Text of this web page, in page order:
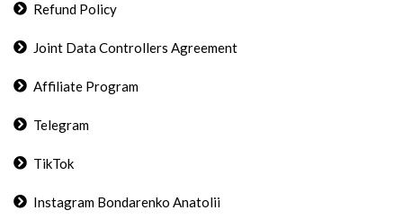
Refund Policy
Joint Data Controllers Agreement
Affiliate Program
Telegram
TikTok
Instagram Bondarenko Anatolii